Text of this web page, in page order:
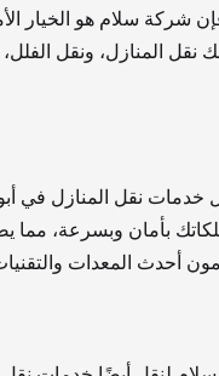
شركة سلام هو الخيار
نقل المنازل، ونقل
خدمات نقل المنازل في
بأمان وبسرعة، مما